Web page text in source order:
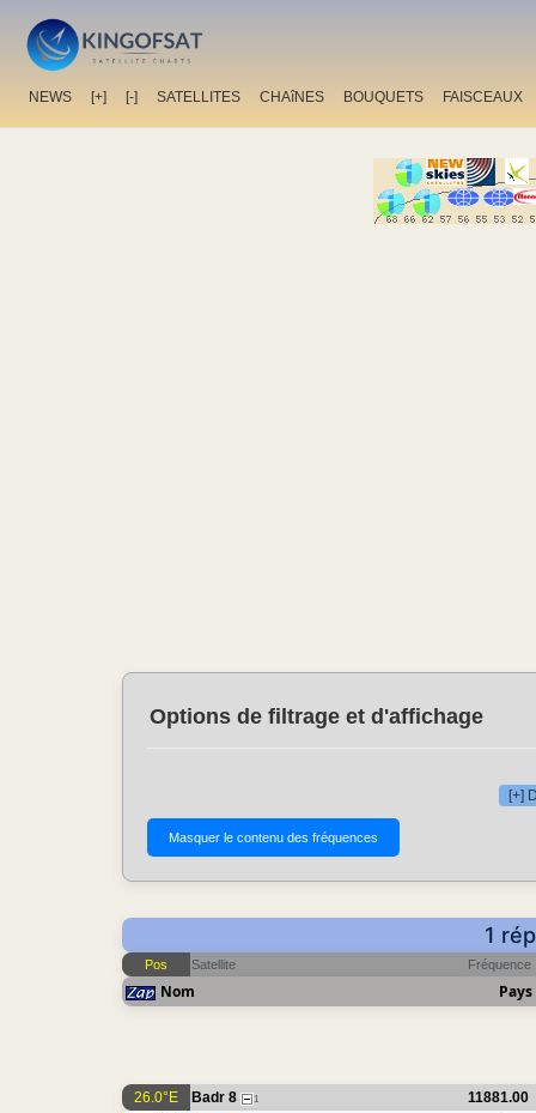
NEWS [+] [-] SATELLITES CHAîNES BOUQUETS FAISCEAUX
Options de filtrage et d'affichage
[+]
1
Pos Satellite Fréquence
Nom Pays
26.0°E Badr 8 1 11881.00